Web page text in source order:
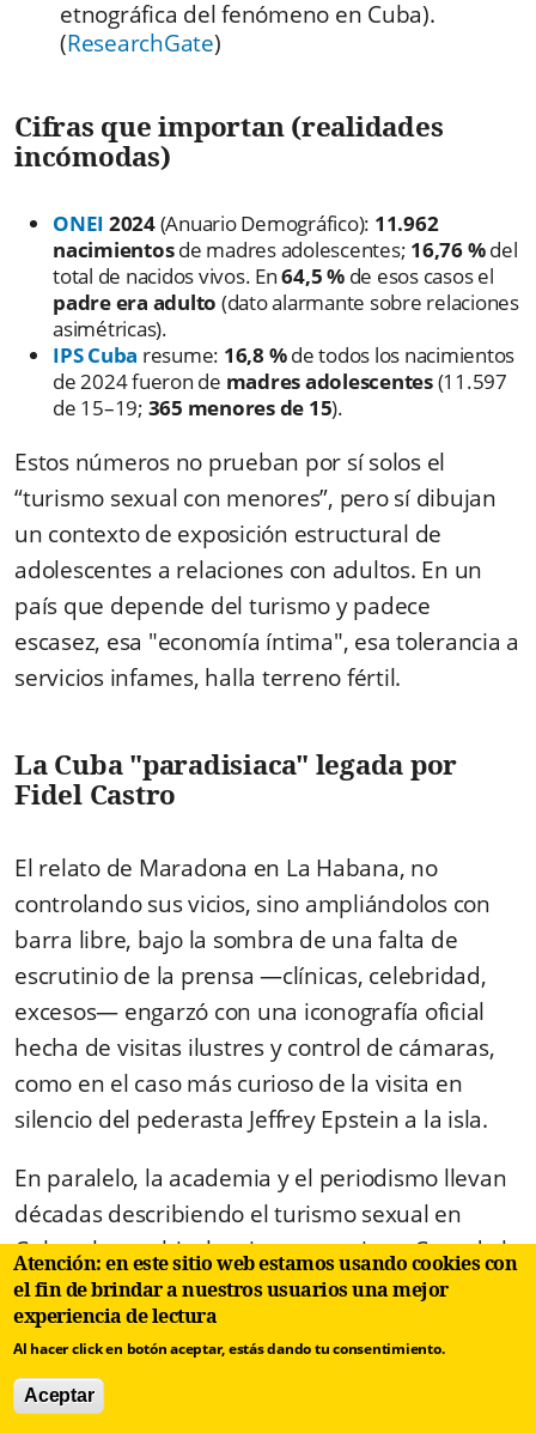
etnográfica del fenómeno en Cuba).
(ResearchGate)
Cifras que importan (realidades
incómodas)
ONEI 2024(Anuario Demográfico): 11.962
nacimientosde madres adolescentes; 16,76 %del
total de nacidos vivos. En64,5 %de esos casos el
padre era adulto (dato alarmante sobre relaciones
asimétricas).
IPS Cuba resume: 16,8 %de todos los nacimientos
de 2024 fueron de madres adolescentes(11.597
de 15–19; 365 menores de 15).
Estos números no prueban por sí solos el
“turismo sexual con menores”, pero sí dibujan
un contexto de exposición estructural de
adolescentes a relaciones con adultos. En un
país que depende del turismo y padece
escasez, esa "economía íntima", esa tolerancia a
servicios infames, halla terreno fértil.
La Cuba "paradisiaca" legada por
Fidel Castro
El relato de Maradona en La Habana, no
controlando sus vicios, sino ampliándolos con
barra libre, bajo la sombra de una falta de
escrutinio de la prensa —clínicas, celebridad,
excesos— engarzó con una iconografía oficial
hecha de visitas ilustres y control de cámaras,
como en el caso más curioso de la visita en
silencio del pederasta Jeffrey Epstein a la isla.
En paralelo, la academia y el periodismo llevan
décadas describiendo el turismo sexual en
Cuba y las ambivalencias normativas. Cuando la
ley dice una cosa y la prensa estatal otra, el
resultado es desprotección simbólica y —sobre
todo— muy real.
Autoritarismo y opacidad distorsionan las
Atención: en este sitio web estamos usando cookies con
el fin de brindar a nuestros usuarios una mejor
experiencia de lectura
Al hacer click en botón aceptar, estás dando tu consentimiento.
Aceptar